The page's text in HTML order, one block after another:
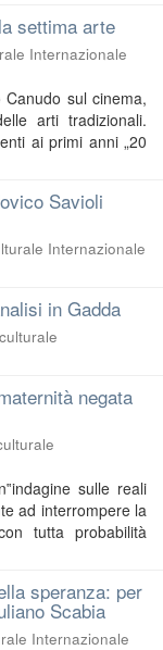
settima arte
Internazionale
sul cinema,
arti tradizionali.
ai primi anni „20
Savioli
Internazionale
in Gadda
negata
sulle reali
ad interrompere la
tutta probabilità
speranza: per
Scabia
Internazionale